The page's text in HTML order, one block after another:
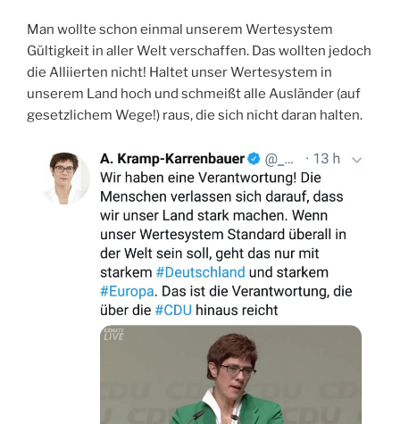
Man wollte schon einmal unserem Wertesystem
Gültigkeit in aller Welt verschaffen. Das wollten jedoch
die Alliierten nicht! Haltet unser Wertesystem in
unserem Land hoch und schmeißt alle Ausländer (auf
gesetzlichem Wege!) raus, die sich nicht daran halten.